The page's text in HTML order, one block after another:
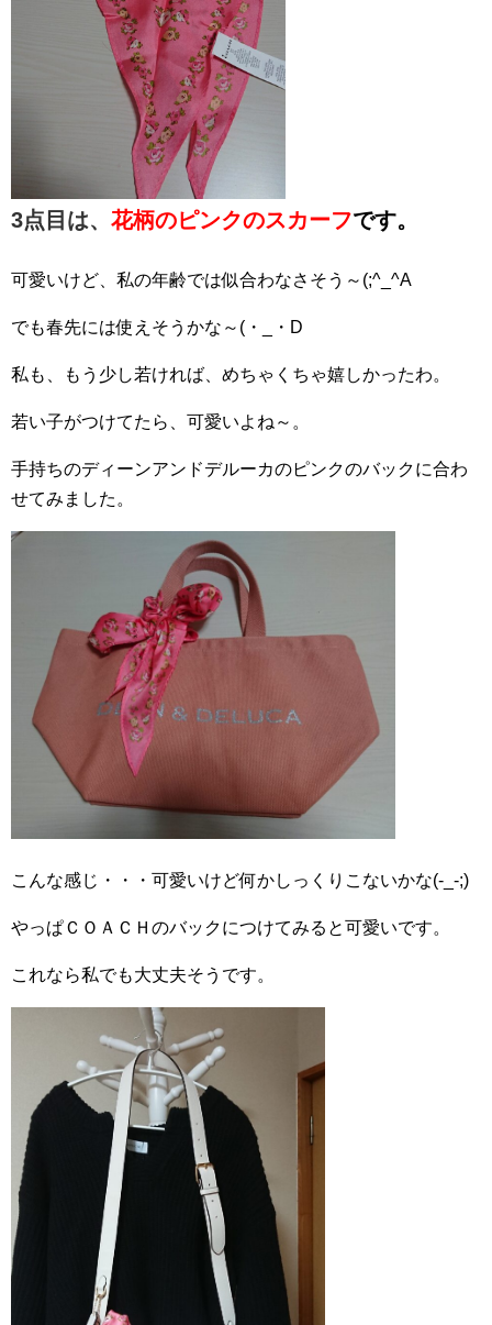
3点目は、 花柄のピンクのスカーフです。
可愛いけど、私の年齢では似合わなさそう～(;^_^A
でも春先には使えそうかな～(・_・D
私も、もう少し若ければ、めちゃくちゃ嬉しかったわ。
若い子がつけてたら、可愛いよね～。
手持ちのディーンアンドデルーカのピンクのバックに合わ
せてみました。
こんな感じ・・・可愛いけど何かしっくりこないかな(-_-;)
やっぱＣＯＡＣＨのバックにつけてみると可愛いです。
これなら私でも大丈夫そうです。